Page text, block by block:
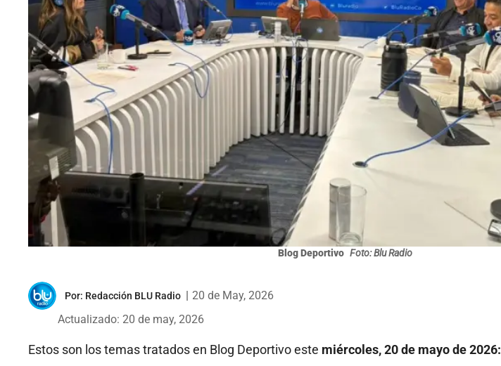
Blog Deportivo Foto: Blu Radio
Por: Redacción BLU Radio
20 de May, 2026
Actualizado: 20 de may, 2026
Estos son los temas tratados en Blog Deportivo este miércoles, 20 de mayo de 2026: